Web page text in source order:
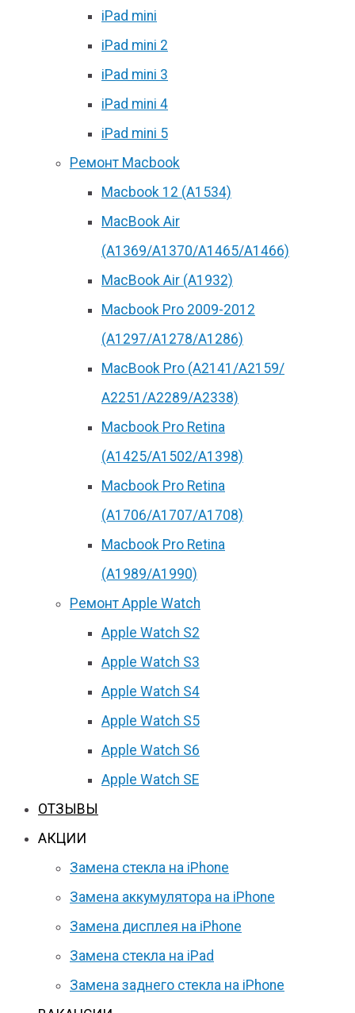
iPad mini
iPad mini 2
iPad mini 3
iPad mini 4
iPad mini 5
Ремонт Macbook
Macbook 12 (А1534)
MacBook Air
(A1369/A1370/A1465/A1466)
MacBook Air (A1932)
Macbook Pro 2009-2012
(A1297/A1278/A1286)
MacBook Pro (А2141/А2159/
А2251/A2289/A2338)
Macbook Pro Retina
(А1425/A1502/A1398)
Macbook Pro Retina
(А1706/A1707/A1708)
Macbook Pro Retina
(А1989/A1990)
Ремонт Apple Watch
Apple Watch S2
Apple Watch S3
Apple Watch S4
Apple Watch S5
Apple Watch S6
Apple Watch SE
ОТЗЫВЫ
АКЦИИ
Замена стекла на iPhone
Замена аккумулятора на iPhone
Замена дисплея на iPhone
Замена стекла на iPad
Замена заднего стекла на iPhone